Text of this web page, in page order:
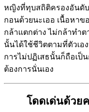
หญิงที่ทุบสถิติครองอันดับ
กอนด้วยนะเออ เนื้อหาข
กล้าแตกต่าง ไม่กล้าทำ
นั้นได้ใช้ชีวิตตามที่ตัวเอ
การไม่ปฏิเสธนั้นก็ถือเป็
ต้องการนั่นเอง
โดดเด่นด้วย